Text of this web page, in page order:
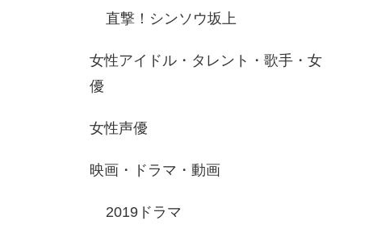
直撃！シンソウ坂上
女性アイドル・タレント・歌手・女
優
女性声優
映画・ドラマ・動画
2019ドラマ